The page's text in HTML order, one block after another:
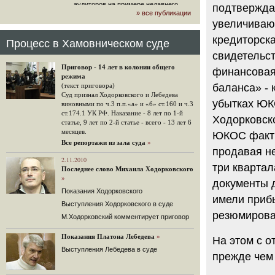
аудиторов на примере недавнего
громкого арбитражного решения по
ЮКОСу. (navalny.com)
15.08.2014
конфискационным санкциям со
стороны государства, оказались под
защитой арбитражного суда"
Швейцарская газета "Neue Zuercher
Zeitung" о гаагском судебном
решении.
48 комментариев
Не исключил
Владимир Путин допускает, что Россия может выйти из-
под юрисдикции ЕСПЧ.
88 комментариев
14.08.2014
Нарулил
Игорь Сечин просит о помощи.
Ссылаясь на санкции, глава
«Роснефти» хочет выбить из фонда
» все публикации
Процесс в Хамовническом суде
Приговор - 14 лет в колонии общего
режима
(текст приговора)
Суд признал Ходорковского и Лебедева
виновными по ч.3 п.п.«а» и «б» ст.160 и ч.3
ст.174.1 УК РФ. Наказание - 8 лет по 1-й
статье, 9 лет по 2-й статье - всего - 13 лет 6
месяцев.
Все репортажи из зала суда »
2.11.2010
Последнее слово Михаила Ходорковского
»
Показания Ходорковского
Выступления Ходорковского в суде
М.Ходорковский комментирует приговор
Показания Платона Лебедева »
Выступления Лебедева в суде
баланса» -
убытках
ЮКОС
продавая
три
документы
имели
На этом с
прежде чем